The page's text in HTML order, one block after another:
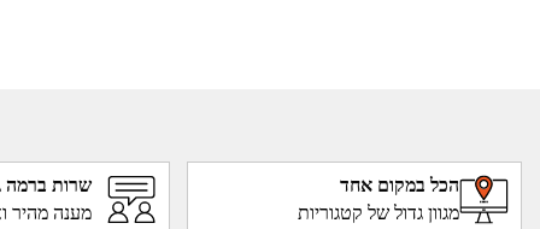
הכל במקום אחד
מגוון גדול של קטגוריות
שרות ברמה
מענה מהיר